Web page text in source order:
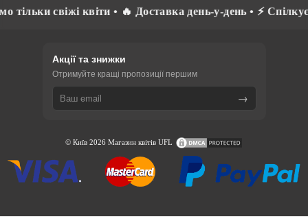
день-у-день • ⚡ Спілкуємось рідною мовою •
Акції та знижки
Отримуйте кращі пропозиції першим
→
© Київ 2026 Магазин квітів UFL